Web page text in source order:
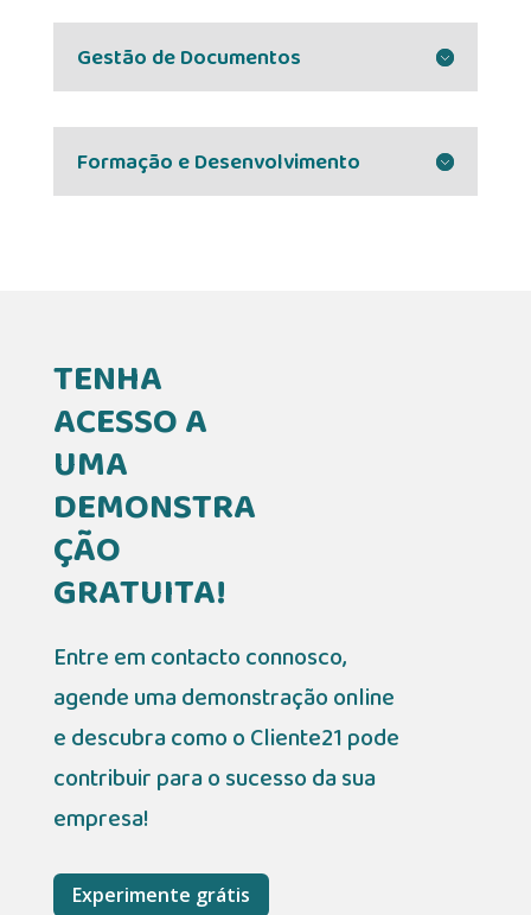
Gestão de Documentos
Formação e Desenvolvimento
TENHA
ACESSO A
UMA
DEMONSTRA
ÇÃO
GRATUITA!
Entre em contacto connosco,
agende uma demonstração online
e descubra como o Cliente21 pode
contribuir para o sucesso da sua
empresa!
Experimente grátis